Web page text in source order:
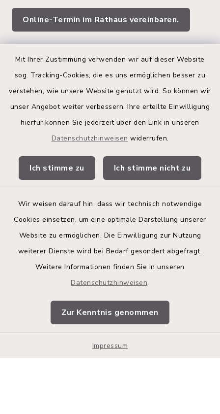
Mit Ihrer Zustimmung verwenden wir auf dieser Website
sog. Tracking-Cookies, die es uns ermöglichen besser zu
verstehen, wie unsere Website genutzt wird. So können wir
unser Angebot weiter verbessern. Ihre erteilte Einwilligung
hierfür können Sie jederzeit über den Link in unseren
Datenschutzhinweisen widerrufen.
Ich stimme zu Ich stimme nicht zu
Wir weisen darauf hin, dass wir technisch notwendige
Cookies einsetzen, um eine optimale Darstellung unserer
Website zu ermöglichen. Die Einwilligung zur Nutzung
weiterer Dienste wird bei Bedarf gesondert abgefragt.
Weitere Informationen finden Sie in unseren
Datenschutzhinweisen.
Zur Kenntnis genommen
Impressum
Online-Termin im Rathaus vereinbaren.
Quicklinks
Land Schleswig-Holstein
Kita-Portal
Bürgerinformationsbroschüre
Barrierefreiheit
Impressum
Sitemap